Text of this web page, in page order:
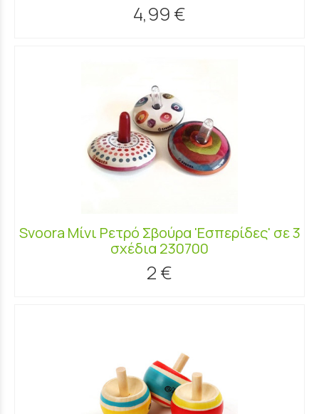
4,99 €
Svoora Μίνι Ρετρό Σβούρα 'Εσπερίδες' σε 3
σχέδια 230700
2 €